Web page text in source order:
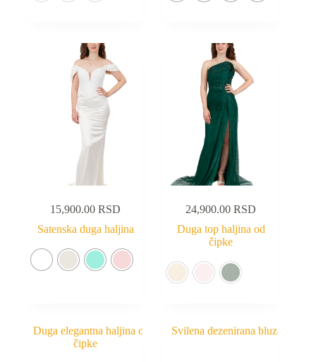
15,900.00RSD
Satenska duga haljina
24,900.00RSD
Duga top haljina od
čipke